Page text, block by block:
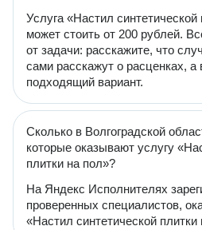
Услуга «Настил синтетической
может стоить от 200 рублей.
от задачи: расскажите, что
сами расскажут о расценках,
подходящий вариант.
Сколько в Волгоградской
которые оказывают услугу
плитки на пол»?
На Яндекс Исполнителях
проверенных специалистов,
«Настил синтетической плитки